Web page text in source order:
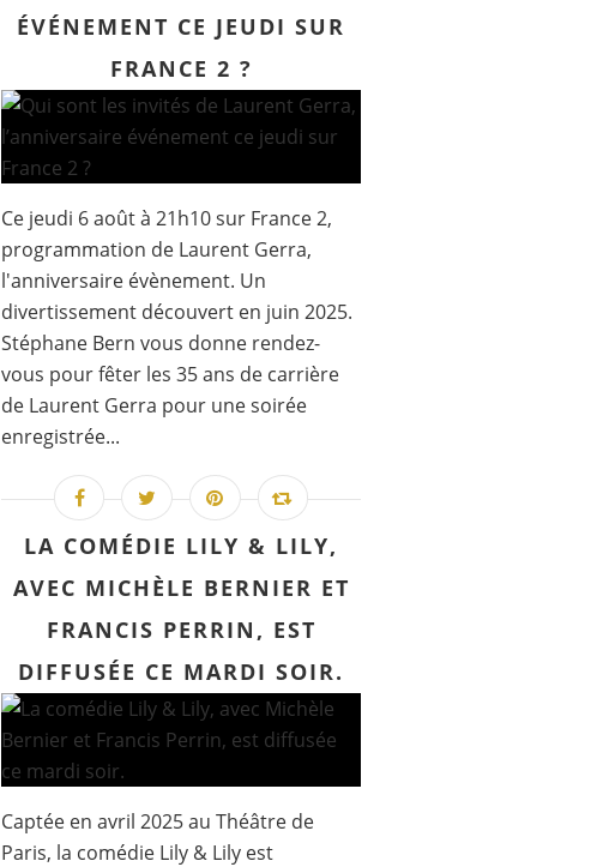
ÉVÉNEMENT CE JEUDI SUR
FRANCE 2 ?
Ce jeudi 6 août à 21h10 sur France 2,
programmation de Laurent Gerra,
l'anniversaire évènement. Un
divertissement découvert en juin 2025.
Stéphane Bern vous donne rendez-
vous pour fêter les 35 ans de carrière
de Laurent Gerra pour une soirée
enregistrée...
LA COMÉDIE LILY & LILY,
AVEC MICHÈLE BERNIER ET
FRANCIS PERRIN, EST
DIFFUSÉE CE MARDI SOIR.
Captée en avril 2025 au Théâtre de
Paris, la comédie Lily & Lily est